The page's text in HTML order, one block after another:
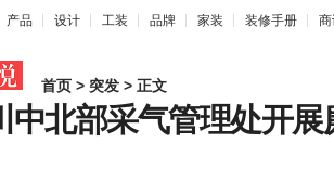
产品 设计 工装 品牌 家装 装修手册
首页 > 突发 > 正文
中北部采气管理处开